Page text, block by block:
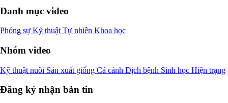
Danh mục video
Phóng sự Kỹ thuật Tự nhiên Khoa học
Nhóm video
Kỹ thuật nuôi Sản xuất giống Cá cảnh Dịch bệnh Sinh học Hiện trạng
Đăng ký nhận bản tin